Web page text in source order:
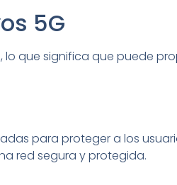
5G
lo que significa que puede
para proteger a los
red segura y protegida.